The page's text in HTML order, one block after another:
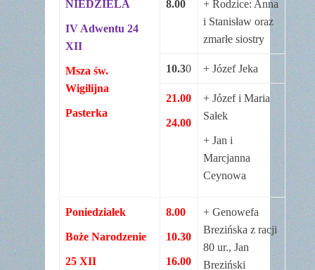
NIEDZIELA
IV Adwentu 24
XII
Msza św.
Wigilijna
Pasterka
8.00
+ Rodzice: Anna
i Stanisław oraz
zmarłe siostry
10.30 + Józef Jeka
21.00
24.00
+ Józef i Maria
Sałek
+ Jan i
Marcjanna
Ceynowa
Poniedziałek
Boże Narodzenie
25 XII
8.00
10.30
16.00
+ Genowefa
Brezińska z racji
80 ur., Jan
Breziński